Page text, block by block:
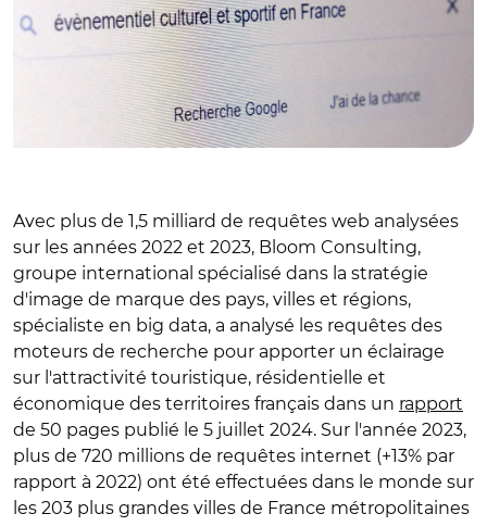
Avec plus de 1,5 milliard de requêtes web analysées
sur les années 2022 et 2023, Bloom Consulting,
groupe international spécialisé dans la stratégie
d'image de marque des pays, villes et régions,
spécialiste en big data, a analysé les requêtes des
moteurs de recherche pour apporter un éclairage
sur l'attractivité touristique, résidentielle et
économique des territoires français dans un rapport
de 50 pages publié le 5 juillet 2024. Sur l'année 2023,
plus de 720 millions de requêtes internet (+13% par
rapport à 2022) ont été effectuées dans le monde sur
les 203 plus grandes villes de France métropolitaines